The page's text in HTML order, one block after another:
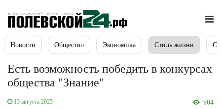
Новости Общество Экономика Стиль жизни
Есть возможность победить в конкурсах
общества "Знание"
13 августа 2025 904